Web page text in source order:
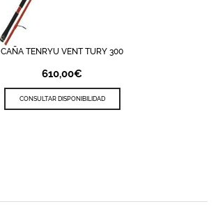
CAÑA TENRYU VENT TURY 300
610,00€
CONSULTAR DISPONIBILIDAD